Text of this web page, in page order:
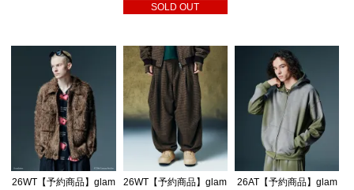
SOLD OUT
26WT【予約商品】glam
26WT【予約商品】glam
26AT【予約商品】glam